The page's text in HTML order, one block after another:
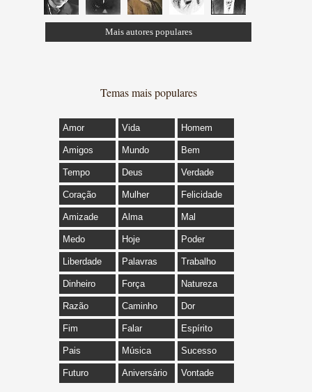
Mais autores populares
Temas mais populares
Amor Vida Homem
Amigos Mundo Bem
Tempo Deus Verdade
Coração Mulher Felicidade
Amizade Alma Mal
Medo Hoje Poder
Liberdade Palavras Trabalho
Dinheiro Força Natureza
Razão Caminho Dor
Fim Falar Espírito
Pais Música Sucesso
Futuro Aniversário Vontade